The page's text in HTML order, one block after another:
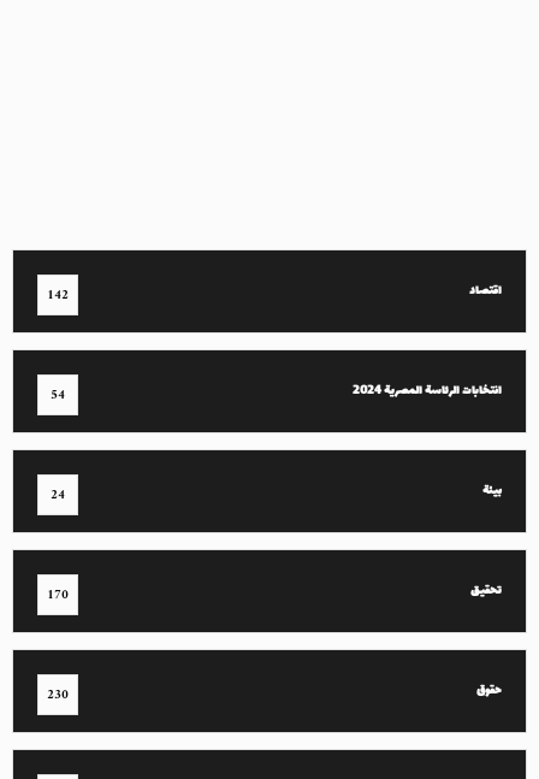
اقتصاد 142
انتخابات الرئاسة المصرية 2024 54
بيئة 24
تحقيق 170
حقوق 230